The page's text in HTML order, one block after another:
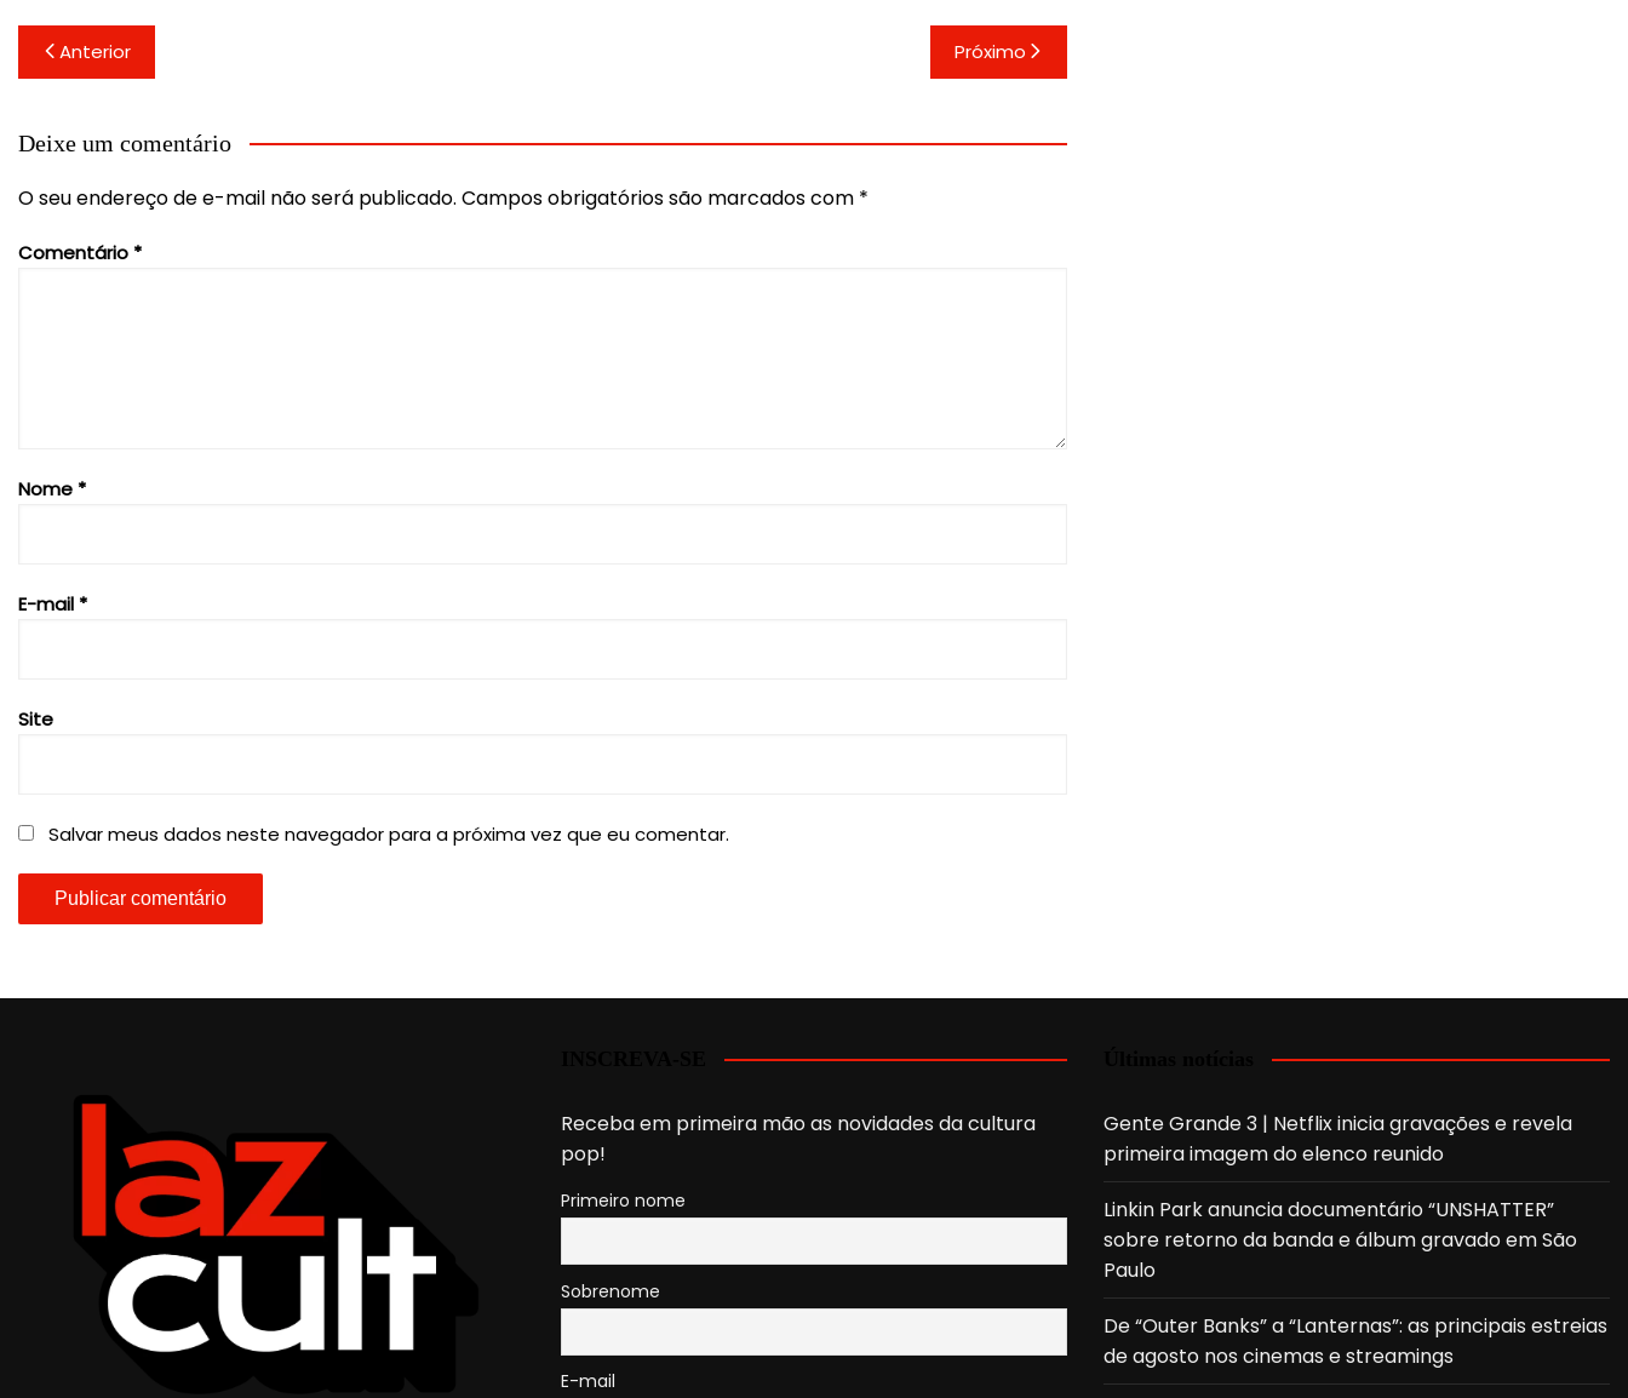
Navegação
de
Post
Anterior Próximo
Deixe um comentário
O seu endereço de e-mail não será publicado. Campos obrigatórios são marcados com *
Comentário *
Nome *
E-mail *
Site
Salvar meus dados neste navegador para a próxima vez que eu comentar.
Receba em primeira mão as novidades da cultura
pop!
Primeiro nome
Sobrenome
E-mail
Gente Grande 3 | Netflix inicia gravações e revela
primeira imagem do elenco reunido
Linkin Park anuncia documentário “UNSHATTER”
sobre retorno da banda e álbum gravado em São
Paulo
De “Outer Banks” a “Lanternas”: as principais estreias
de agosto nos cinemas e streamings